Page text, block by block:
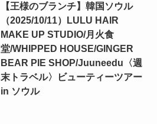
【王様のブランチ】韓国ソウル
（2025/10/11）LULU HAIR
MAKE UP STUDIO/月火食
堂/WHIPPED HOUSE/GINGER
BEAR PIE SHOP/Juuneedu〈週
末トラベル〉ビューティーツアー
in ソウル